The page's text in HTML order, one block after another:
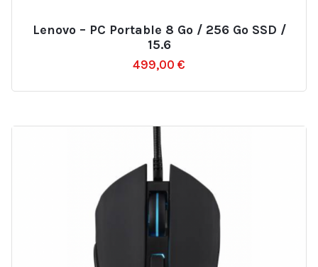
Lenovo – PC Portable 8 Go / 256 Go SSD /
15.6
499,00 €
liste